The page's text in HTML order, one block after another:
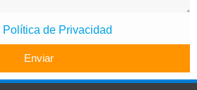
Política de Privacidad
Enviar